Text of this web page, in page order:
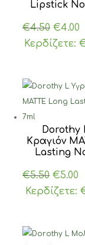
Lipstick
€4.50
price
€4.00
Κερδίζετε:
Dorothy
Κραγιόν
Lasting
€5.50
price
€5.00
Κερδίζετε: